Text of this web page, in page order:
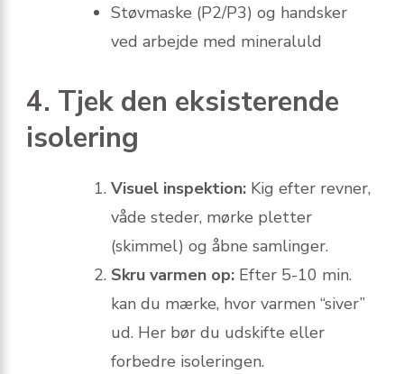
Støvmaske (P2/P3) og handsker
ved arbejde med mineraluld
4. Tjek den eksisterende
isolering
Visuel inspektion: Kig efter revner,
våde steder, mørke pletter
(skimmel) og åbne samlinger.
Skru varmen op: Efter 5-10 min.
kan du mærke, hvor varmen “siver”
ud. Her bør du udskifte eller
forbedre isoleringen.